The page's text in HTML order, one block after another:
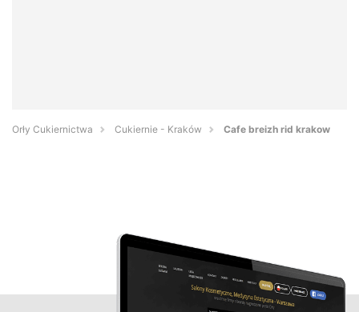
Orły Cukiernictwa Cukiernie - Kraków Cafe breizh rid krakow